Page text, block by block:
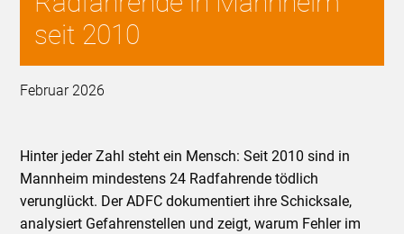
seit 2010
Februar 2026
Hinter jeder Zahl steht ein Mensch: Seit 2010 sind in
Mannheim mindestens 24 Radfahrende tödlich
verunglückt. Der ADFC dokumentiert ihre Schicksale,
analysiert Gefahrenstellen und zeigt, warum Fehler im